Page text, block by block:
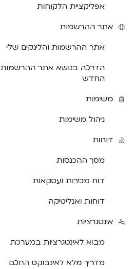
אפליקציית הלקוחות
אתר ההרשמות
אתר ההרשמות והלינקים שלי
הדרכה בנושא אתר ההרשמות
החדש
משימות
ניהול משימות
דוחות
מסך ההכנסות
דוח מכירות ועסקאות
דוחות ואנליטיקה
אינטגרציות
מבוא לאינטגרציות במערכת
מדריך מלא לאינבוקס החכם